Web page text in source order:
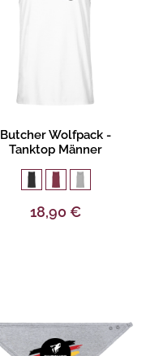
Produktbeschreibung
Butcher Wolfpack -
Tanktop Männer
18,90 €